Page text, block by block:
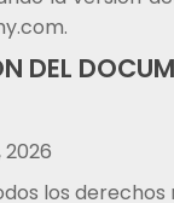
DEL
los derechos